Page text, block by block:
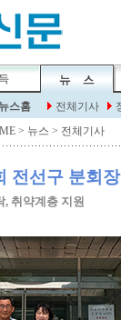
> 뉴스 > 전체기사
전선구 분회장
, 취약계층 지원